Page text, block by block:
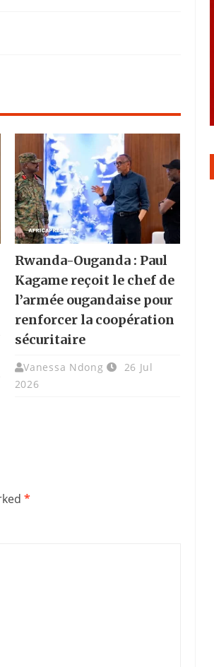
Rwanda-Ouganda : Paul
Kagame reçoit le chef de
l’armée ougandaise pour
renforcer la coopération
sécuritaire
Vanessa Ndong
26 Jul
2026
*